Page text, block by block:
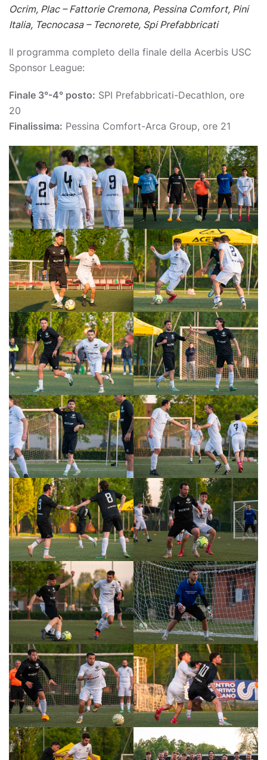
Ocrim, Plac – Fattorie Cremona, Pessina Comfort, Pini
Italia, Tecnocasa – Tecnorete, Spi Prefabbricati
Il programma completo della finale della Acerbis USC
Sponsor League:
Finale 3°-4° posto: SPI Prefabbricati-Decathlon, ore
20
Finalissima: Pessina Comfort-Arca Group, ore 21